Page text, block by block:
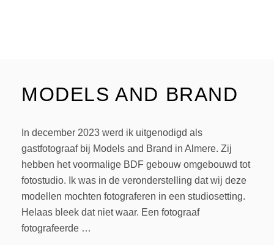
MODELS AND BRAND
In december 2023 werd ik uitgenodigd als
gastfotograaf bij Models and Brand in Almere. Zij
hebben het voormalige BDF gebouw omgebouwd tot
fotostudio. Ik was in de veronderstelling dat wij deze
modellen mochten fotograferen in een studiosetting.
Helaas bleek dat niet waar. Een fotograaf
fotografeerde …